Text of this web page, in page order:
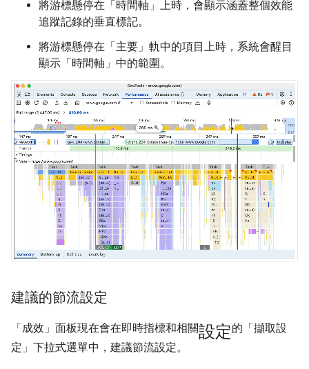
將游標懸停在「時間軸」 上時，會顯示涵蓋整個效能
追蹤記錄的垂直標記。
將游標懸停在「主要」 軌中的項目上時，系統會醒目
顯示「時間軸」 中的範圍。
建議的節流設定
「成效」 面板現在會在即時指標和相關設定的「擷取設
定」 下拉式選單中，建議節流設定。